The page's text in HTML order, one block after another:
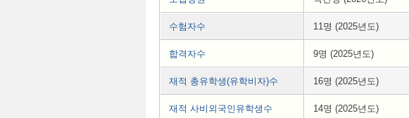
수험자수 11명 (2025년도)
합격자수 9명 (2025년도)
재적 총유학생(유학비자)수 16명 (2025년도)
재적 사비외국인유학생수 14명 (2025년도)